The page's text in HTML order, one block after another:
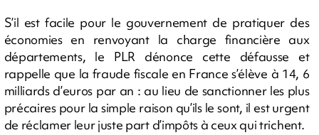
S’il est facile pour le gouvernement de pratiquer des
économies en renvoyant la charge financière aux
départements, le PLR dénonce cette défausse et
rappelle que la fraude fiscale en France s’élève à 14, 6
milliards d’euros par an : au lieu de sanctionner les plus
précaires pour la simple raison qu’ils le sont, il est urgent
de réclamer leur juste part d’impôts à ceux qui trichent.